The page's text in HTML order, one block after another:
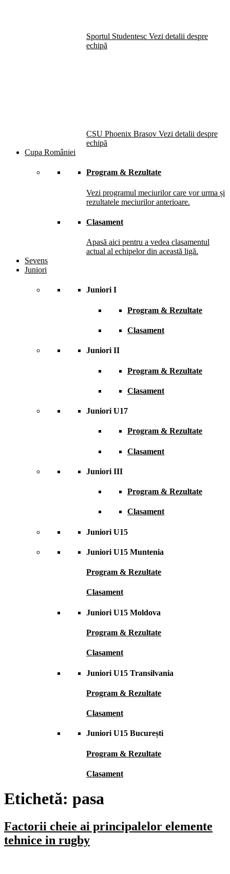
Sportul Studentesc Vezi detalii despre
echipă
CSU Phoenix Brasov Vezi detalii despre
echipă
Cupa României
Program & Rezultate
Vezi programul meciurilor care vor urma și
rezultatele meciurilor anterioare.
Clasament
Apasă aici pentru a vedea clasamentul
actual al echipelor din această ligă.
Sevens
Juniori
Juniori I
Program & Rezultate
Clasament
Juniori II
Program & Rezultate
Clasament
Juniori U17
Program & Rezultate
Clasament
Juniori III
Program & Rezultate
Clasament
Juniori U15
Juniori U15 Muntenia
Program & Rezultate
Clasament
Juniori U15 Moldova
Program & Rezultate
Clasament
Juniori U15 Transilvania
Program & Rezultate
Clasament
Juniori U15 București
Program & Rezultate
Clasament
Etichetă: pasa
Factorii cheie ai principalelor elemente
tehnice in rugby